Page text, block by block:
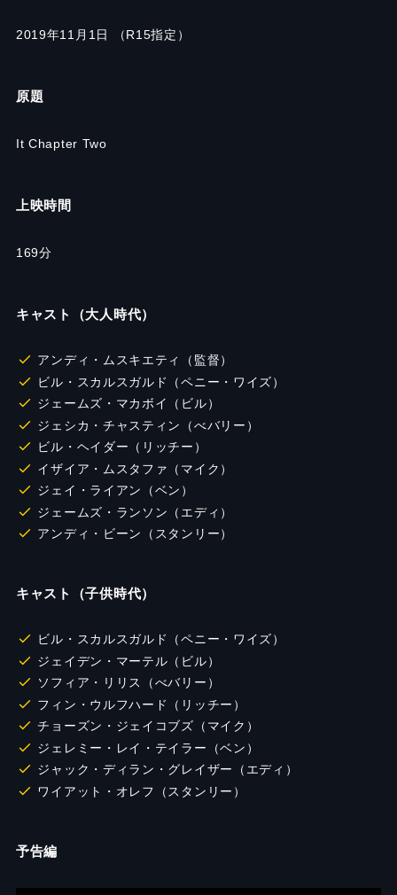
2019年11月1日 （R15指定）
原題
It Chapter Two
上映時間
169分
キャスト（大人時代）
アンディ・ムスキエティ（監督）
ビル・スカルスガルド（ペニー・ワイズ）
ジェームズ・マカボイ（ビル）
ジェシカ・チャスティン（べバリー）
ビル・ヘイダー（リッチー）
イザイア・ムスタファ（マイク）
ジェイ・ライアン（ベン）
ジェームズ・ランソン（エディ）
アンディ・ビーン（スタンリー）
キャスト（子供時代）
ビル・スカルスガルド（ペニー・ワイズ）
ジェイデン・マーテル（ビル）
ソフィア・リリス（べバリー）
フィン・ウルフハード（リッチー）
チョーズン・ジェイコブズ（マイク）
ジェレミー・レイ・テイラー（ベン）
ジャック・ディラン・グレイザー（エディ）
ワイアット・オレフ（スタンリー）
予告編